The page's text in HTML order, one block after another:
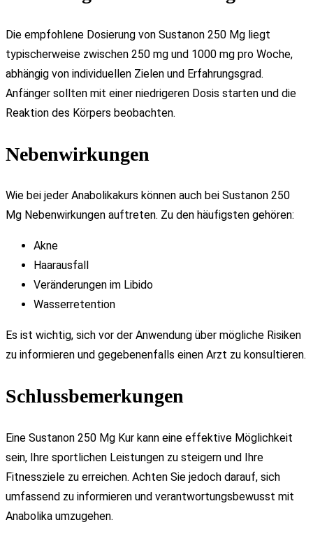
Die empfohlene Dosierung von Sustanon 250 Mg liegt
typischerweise zwischen 250 mg und 1000 mg pro Woche,
abhängig von individuellen Zielen und Erfahrungsgrad.
Anfänger sollten mit einer niedrigeren Dosis starten und die
Reaktion des Körpers beobachten.
Nebenwirkungen
Wie bei jeder Anabolikakurs können auch bei Sustanon 250
Mg Nebenwirkungen auftreten. Zu den häufigsten gehören:
Akne
Haarausfall
Veränderungen im Libido
Wasserretention
Es ist wichtig, sich vor der Anwendung über mögliche Risiken
zu informieren und gegebenenfalls einen Arzt zu konsultieren.
Schlussbemerkungen
Eine Sustanon 250 Mg Kur kann eine effektive Möglichkeit
sein, Ihre sportlichen Leistungen zu steigern und Ihre
Fitnessziele zu erreichen. Achten Sie jedoch darauf, sich
umfassend zu informieren und verantwortungsbewusst mit
Anabolika umzugehen.